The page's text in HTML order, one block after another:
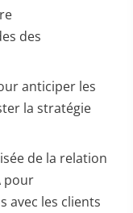
des
anticiper les
la stratégie
de la relation
pour
avec les clients